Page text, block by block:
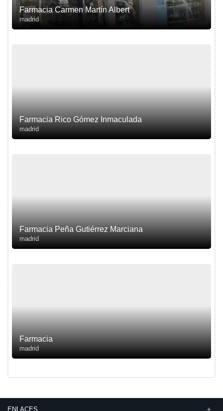
Farmacia Carmen Martín Albert
madrid
Farmacia Rico Gómez Inmaculada
madrid
Farmacia Peña Gutiérrez Marciana
madrid
Farmacia
madrid
ENLACES